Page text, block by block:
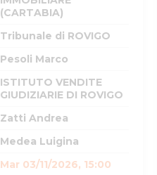
(CARTABIA)
Tribunale di ROVIGO
Pesoli Marco
ISTITUTO VENDITE
GIUDIZIARIE DI ROVIGO
Zatti Andrea
Medea Luigina
Mar 03/11/2026, 15:00